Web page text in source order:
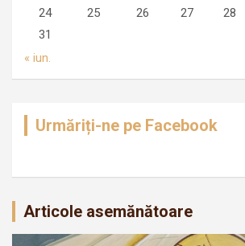
24
25 26 27 28
31
« iun.
Urmăriți-ne pe Facebook
Articole asemănătoare